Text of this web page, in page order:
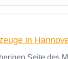
in
Seite des